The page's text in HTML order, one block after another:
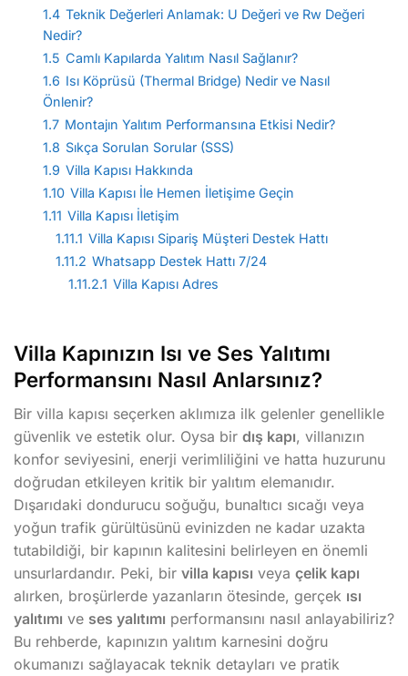
1.4 Teknik Değerleri Anlamak: U Değeri ve Rw Değeri
Nedir?
1.5 Camlı Kapılarda Yalıtım Nasıl Sağlanır?
1.6 Isı Köprüsü (Thermal Bridge) Nedir ve Nasıl
Önlenir?
1.7 Montajın Yalıtım Performansına Etkisi Nedir?
1.8 Sıkça Sorulan Sorular (SSS)
1.9 Villa Kapısı Hakkında
1.10 Villa Kapısı İle Hemen İletişime Geçin
1.11 Villa Kapısı İletişim
1.11.1 Villa Kapısı Sipariş Müşteri Destek Hattı
1.11.2 Whatsapp Destek Hattı 7/24
1.11.2.1 Villa Kapısı Adres
Villa Kapınızın Isı ve Ses Yalıtımı
Performansını Nasıl Anlarsınız?
Bir villa kapısı seçerken aklımıza ilk gelenler genellikle
güvenlik ve estetik olur. Oysa bir dış kapı, villanızın
konfor seviyesini, enerji verimliliğini ve hatta huzurunu
doğrudan etkileyen kritik bir yalıtım elemanıdır.
Dışarıdaki dondurucu soğuğu, bunaltıcı sıcağı veya
yoğun trafik gürültüsünü evinizden ne kadar uzakta
tutabildiği, bir kapının kalitesini belirleyen en önemli
unsurlardandır. Peki, bir villa kapısı veya çelik kapı
alırken, broşürlerde yazanların ötesinde, gerçek ısı
yalıtımı ve ses yalıtımı performansını nasıl anlayabiliriz?
Bu rehberde, kapınızın yalıtım karnesini doğru
okumanızı sağlayacak teknik detayları ve pratik